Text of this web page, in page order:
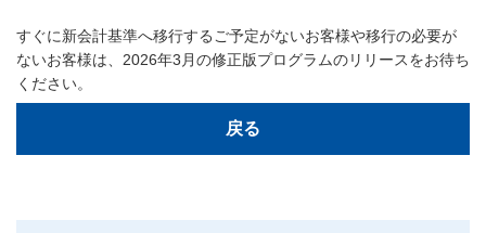
すぐに新会計基準へ移行するご予定がないお客様や移行の必要が
ないお客様は、2026年3月の修正版プログラムのリリースをお待ち
ください。
戻る